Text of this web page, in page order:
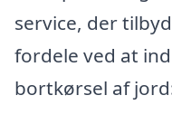
service, der
fordele ved at
bortkørsel af